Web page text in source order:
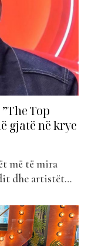
Top
gjatë në krye
më të mira
dhe artistët
më të
falë votave